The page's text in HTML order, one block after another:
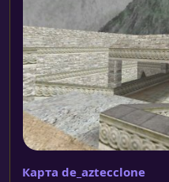
Карта de_aztecclone